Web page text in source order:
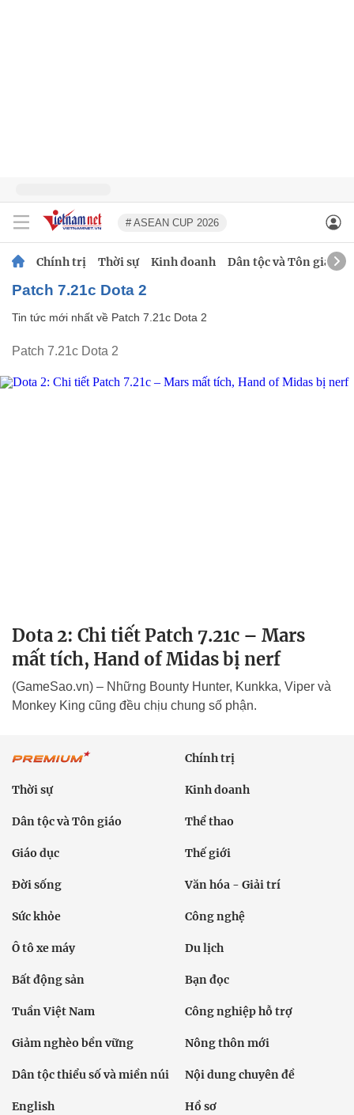
# ASEAN CUP 2026
Chính trị Thời sự Kinh doanh Dân tộc và Tôn giáo
Patch 7.21c Dota 2
Tin tức mới nhất về Patch 7.21c Dota 2
Patch 7.21c Dota 2
Dota 2: Chi tiết Patch 7.21c – Mars
mất tích, Hand of Midas bị nerf
(GameSao.vn) – Những Bounty Hunter, Kunkka, Viper và
Monkey King cũng đều chịu chung số phận.
Chính trị
Thời sự Kinh doanh
Dân tộc và Tôn giáo Thể thao
Giáo dục Thế giới
Đời sống Văn hóa - Giải trí
Sức khỏe Công nghệ
Ô tô xe máy Du lịch
Bất động sản Bạn đọc
Tuần Việt Nam Công nghiệp hỗ trợ
Giảm nghèo bền vững Nông thôn mới
Dân tộc thiểu số và miền núi Nội dung chuyên đề
English Hồ sơ